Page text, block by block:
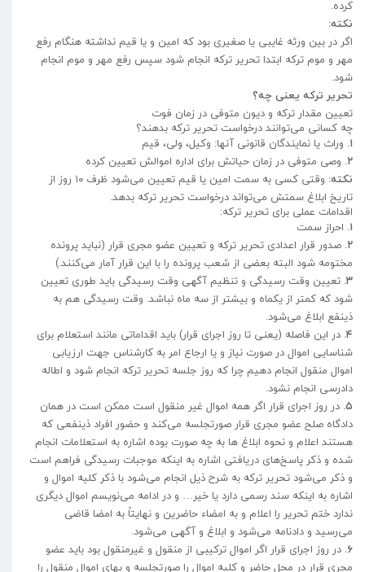
کرده.
نکته:
اگر در بین ورثه غایبی یا صغیری بود که امین و یا قیم نداشته هنگام رفع
مهر و موم ترکه ابتدا تحریر ترکه انجام شود سپس رفع مهر و موم انجام
شود.
تحریر ترکه یعنی چه؟
تعیین مقدار ترکه و دیون متوفی در زمان فوت
چه کسانی می‌توانند درخواست تحریر ترکه بدهند؟
۱. وراث یا نمایندگان قانونی آنها: وکیل، ولی، قیم
۲. وصی متوفی در زمان حیاتش برای اداره اموالش تعیین کرده
نکته:
وقتی کسی به سمت امین یا قیم تعیین می‌شود ظرف ۱۰ روز از
تاریخ ابلاغ سمتش می‌تواند درخواست تحریر ترکه بدهد.
اقدامات عملی برای تحریر ترکه:
۱. احراز سمت
۲. صدور قرار اعدادی تحریر ترکه و تعیین عضو مجری قرار (نباید پرونده
مختومه شود البته بعضی از شعب پرونده را با این قرار آمار می‌کنند.)
۳. تعیین وقت رسیدگی و تنظیم آگهی وقت رسیدگی باید طوری تعیین
شود که کمتر از یکماه و بیشتر از سه ماه نباشد. وقت رسیدگی هم به
ذینفع ابلاغ می‌شود.
۴. در این فاصله (یعنی تا روز اجرای قرار) باید اقداماتی مانند استعلام برای
شناسایی اموال در صورت نیاز و یا ارجاع امر به کارشناس جهت ارزیابی
اموال منقول انجام دهیم چرا که روز جلسه تحریر ترکه انجام شود و اطاله
دادرسی انجام نشود.
۵. در روز اجرای قرار اگر همه اموال غیر منقول است ممکن است در همان
دادگاه صلح عضو مجری قرار صورتجلسه می‌کند و حضور افراد ذینفعی که
هستند اعلام و نحوه ابلاغ ها به چه صورت بوده اشاره به استعلامات انجام
شده و ذکر پاسخ‌های دریافتی اشاره به اینکه موجبات رسیدگی فراهم است
و ذکر می‌شود تحریر ترکه به شرح ذیل انجام می‌شود با ذکر کلیه اموال و
اشاره به اینکه سند رسمی دارد یا خیر… و در ادامه می‌نویسم اموال دیگری
ندارد ختم تحریر را اعلام و به امضاء حاضرین و نهایتاً به امضا قاضی
می‌رسید و دادنامه می‌شود و ابلاغ و آگهی می‌شود.
۶. در روز اجرای قرار اگر اموال ترکیبی از منقول و غیرمنقول بود باید عضو
مجری قرار در محل حاضر و کلیه اموال را صورتجلسه و بهای اموال منقول را